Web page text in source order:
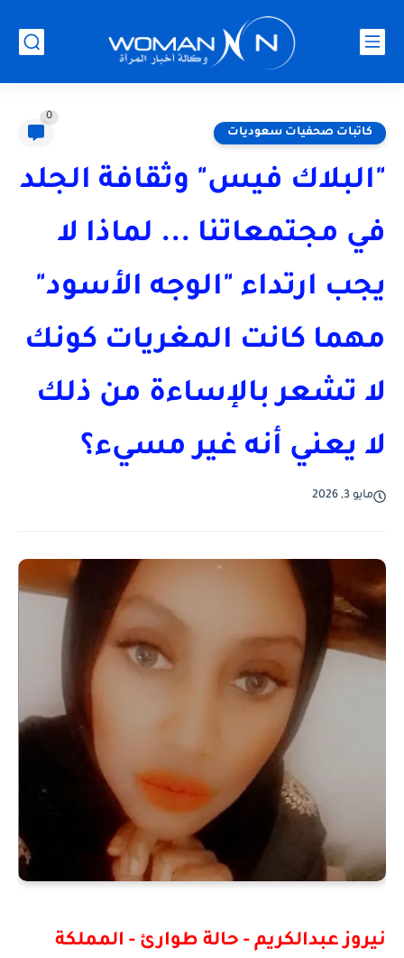
كاتبات صحفيات سعوديات
0
"البلاك فيس" وثقافة الجلد
في مجتمعاتنا ... لماذا لا
يجب ارتداء "الوجه الأسود"
مهما كانت المغريات كونك
لا تشعر بالإساءة من ذلك
لا يعني أنه غير مسيء؟
مايو 3, 2026
نيروز عبدالكريم - حالة طوارئ - المملكة